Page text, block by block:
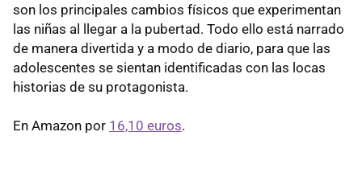
son los principales cambios físicos que experimentan
las niñas al llegar a la pubertad. Todo ello está narrado
de manera divertida y a modo de diario, para que las
adolescentes se sientan identificadas con las locas
historias de su protagonista.
En Amazon por 16,10 euros.